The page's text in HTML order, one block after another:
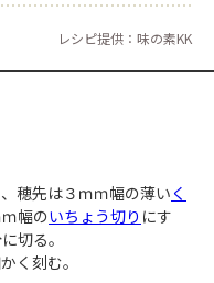
レシピ提供：味の素KK
穂先は３ｍｍ幅の薄いく
幅のいちょう切り にす
切る。
く刻む。